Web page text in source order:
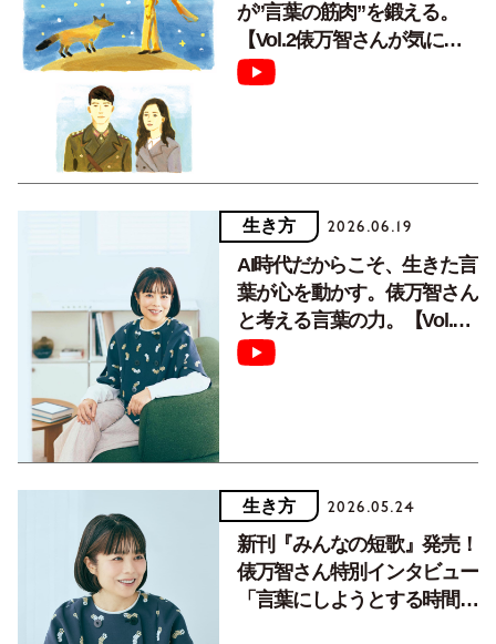
が”言葉の筋肉”を鍛える。
【Vol.2俵万智さんが気にな
るフレーズ】
生き方 2026.06.19
AI時代だからこそ、生きた言
葉が心を動かす。俵万智さん
と考える言葉の力。【Vol.1
言葉をめぐる短歌編】
生き方 2026.05.24
新刊『みんなの短歌』発売！
俵万智さん特別インタビュー
「言葉にしようとする時間こ